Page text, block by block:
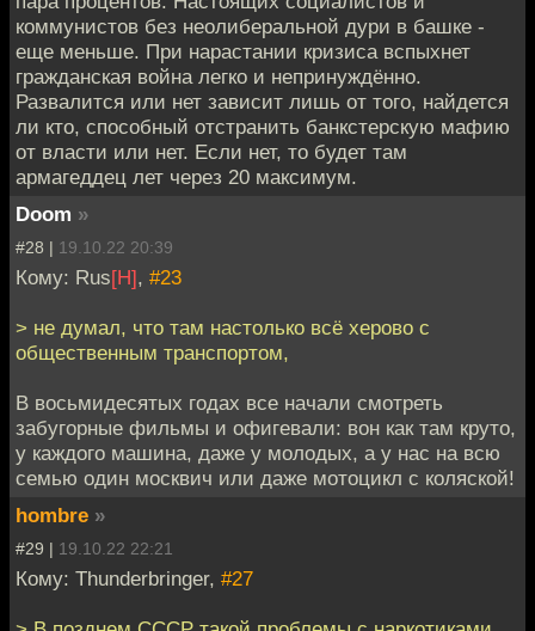
коммунистов без неолиберальной дури в башке -
еще меньше. При нарастании кризиса вспыхнет
гражданская война легко и непринуждённо.
Развалится или нет зависит лишь от того, найдется
ли кто, способный отстранить банкстерскую мафию
от власти или нет. Если нет, то будет там
армагеддец лет через 20 максимум.
Doom »
#28 | 19.10.22 20:39
Кому: Rus[H], #23
> не думал, что там настолько всё херово с
общественным транспортом,
В восьмидесятых годах все начали смотреть
забугорные фильмы и офигевали: вон как там круто,
у каждого машина, даже у молодых, а у нас на всю
семью один москвич или даже мотоцикл с коляской!
hombre »
#29 | 19.10.22 22:21
Кому: Thunderbringer, #27